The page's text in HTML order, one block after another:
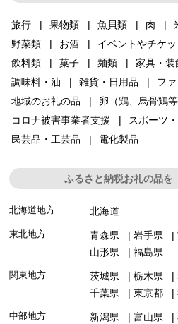
旅行 果物類 魚貝類 肉
野菜類
お酒 イベントやチケ
飲料類
菓子 麺類 家具・装
調味料・油
雑貨・日用品 フ
地域のお礼の品
卵（鶏、烏骨鶏等
コロナ被害事業者支援
スポーツ
民芸品・工芸品
電化製品
ふるさと納税お礼の品を
北海道地方 北海道
東北地方 青森県 岩手県
山形県
福島県
関東地方 茨城県 栃木県
千葉県
東京都
中部地方 新潟県 富山県